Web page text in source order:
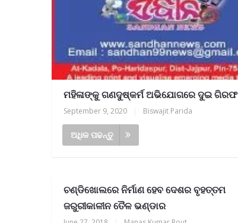
ମହିଳାଙ୍କୁ ଗଣଦୁଷ୍କର୍ମ ଅଭିଯୋଗରେ ଦୁଇ ଗିରଫ
September 9, 2020 Biswajit Parida
ଅଧିକ ପଢନ୍ତୁ
ଚଣ୍ଡିଖୋଲରେ ନିର୍ମାଣ ହେବ ଦେଶର ବୃହତ୍ତମ
ଜରୁରୀକାଳୀନ ତୈଳ ଭଣ୍ଡାର